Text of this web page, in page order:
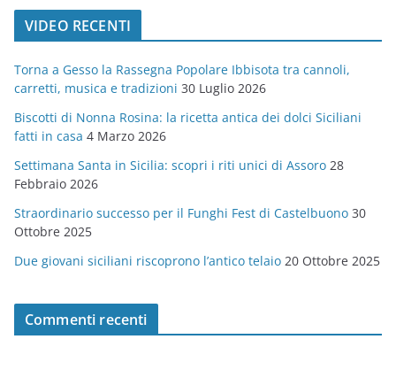
t
o
r
i
e
VIDEO RECENTI
Torna a Gesso la Rassegna Popolare Ibbisota tra cannoli,
carretti, musica e tradizioni 30 Luglio 2026
Biscotti di Nonna Rosina: la ricetta antica dei dolci Siciliani
fatti in casa 4 Marzo 2026
Settimana Santa in Sicilia: scopri i riti unici di Assoro 28
Febbraio 2026
Straordinario successo per il Funghi Fest di Castelbuono 30
Ottobre 2025
Due giovani siciliani riscoprono l’antico telaio 20 Ottobre 2025
Commenti recenti